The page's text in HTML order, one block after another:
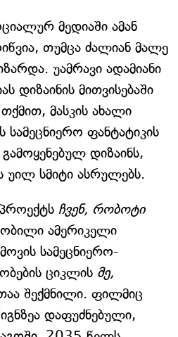
მედიაში ამან
თუმცა ძალიან მალე
უამრავი ადამიანი
დიზაინის მითვისებაში
მასკის ახალი
სამეცნიერო ფანტატიკის
დიზაინს,
სმიტი ასრულებს.
ჩვენ, რობოტი
ამერიკელი
სამეცნიერო-
ციკლის მე,
შექმნილი. ფილმიც
დაფუძნებული,